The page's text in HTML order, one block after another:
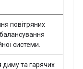
повітряних
системи.
диму та гарячих